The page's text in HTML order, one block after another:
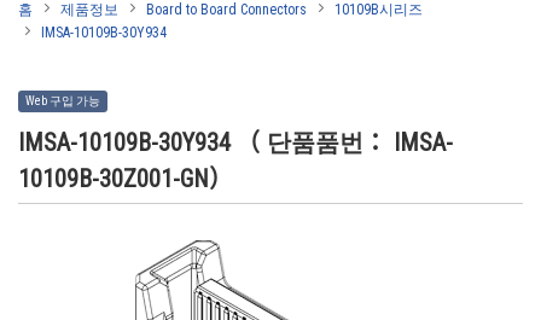
홈 제품정보 Board to Board Connectors
10109B시리즈
IMSA-10109B-30Y934
Web 구입 가능
IMSA-10109B-30Y934（ 단품품번： IMSA-
10109B-30Z001-GN）